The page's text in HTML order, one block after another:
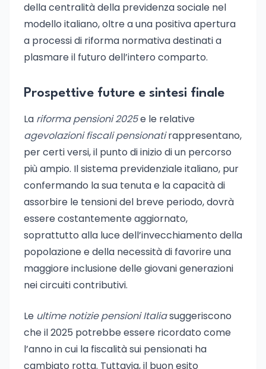
della centralità della previdenza sociale nel
modello italiano, oltre a una positiva apertura
a processi di riforma normativa destinati a
plasmare il futuro dell’intero comparto.
Prospettive future e sintesi finale
La riforma pensioni 2025e le relative
agevolazioni fiscali pensionatirappresentano,
per certi versi, il punto di inizio di un percorso
più ampio. Il sistema previdenziale italiano, pur
confermando la sua tenuta e la capacità di
assorbire le tensioni del breve periodo, dovrà
essere costantemente aggiornato,
soprattutto alla luce dell’invecchiamento della
popolazione e della necessità di favorire una
maggiore inclusione delle giovani generazioni
nei circuiti contributivi.
Le ultime notizie pensioni Italiasuggeriscono
che il 2025 potrebbe essere ricordato come
l’anno in cui la fiscalità sui pensionati ha
cambiato rotta. Tuttavia, il buon esito